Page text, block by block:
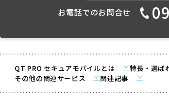
お電話でのお問合せ
QT PRO セキュアモバイルとは 特長・選ば
その他の関連サービス
関連記事